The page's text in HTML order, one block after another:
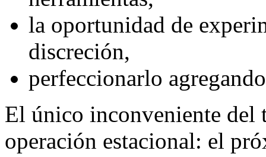
la oportunidad de
discreción,
perfeccionarlo
El único inconveniente del
operación estacional: el